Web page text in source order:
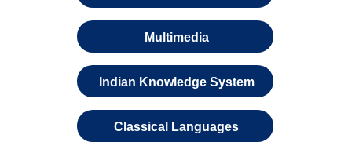
Multimedia
Indian Knowledge System
Classical Languages